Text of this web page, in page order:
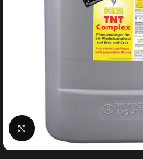
Click to enlarge